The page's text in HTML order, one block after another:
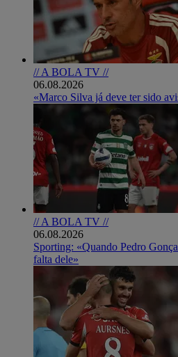
// A BOLA TV //
06.08.2026
«Marco Silva já deve ter sido
// A BOLA TV //
06.08.2026
Sporting: «Quando Pedro
falta dele»